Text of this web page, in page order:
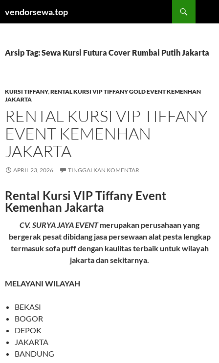
kevendorsewa.top
Arsip Tag: Sewa Kursi Futura Cover Rumbai Putih Jakarta
KURSI TIFFANY,RENTAL KURSI VIP TIFFANY GOLD EVENT KEMENHAN
JAKARTA
RENTAL KURSI VIP TIFFANY
EVENT KEMENHAN
JAKARTA
APRIL 23, 2026 TINGGALKAN KOMENTAR
Rental Kursi VIP Tiffany Event
Kemenhan Jakarta
CV. SURYA JAYA EVENTmerupakan perusahaan yang
bergerak pesat dibidang jasa persewaan alat pesta lengkap
termasuk sofa puff dengan kaulitas terbaik untuk wilayah
jakarta dan sekitarnya.
MELAYANI WILAYAH
BEKASI
BOGOR
DEPOK
JAKARTA
BANDUNG